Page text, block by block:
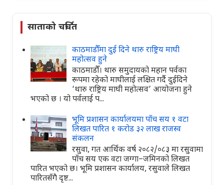
साताको चर्चित
काठमाडौँमा दुई दिने थारु राष्ट्रिय माघी
महोत्सव हुने
काठमाडौँ। थारु समुदायको महान पर्वका
रूपमा रहेको माघीलाई लक्षित गर्दै दुईदिने
‘थारु राष्ट्रिय माघी महोत्सव’ आयोजना हुने
भएको छ । यो पर्वलाई प...
भूमि प्रशासन कार्यालयमा पाँच सय १ वटा
लिखत पारित १ करोड ३२ लाख राजस्व
संकलन
रसुवा, गत आर्थिक वर्ष २०८२/०८३ मा रसुवामा
पाँच सय एक वटा जग्गा–जमिनको लिखत
पारित भएको छ। भूमि प्रशासन कार्यालय, रसुवाले लिखत
पारितसँगै दृष्ट...